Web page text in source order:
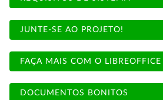
JUNTE-SE AO PROJETO!
FAÇA MAIS COM O LIBREOFFICE
DOCUMENTOS BONITOS